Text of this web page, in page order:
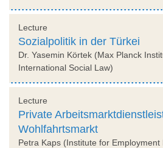
Lecture
Sozialpolitik in der Türkei
Dr. Yasemin Körtek (Max Planck
International Social Law)
Lecture
Private
Wohlfahrtsmarkt
Petra Kaps (Institute for Employment